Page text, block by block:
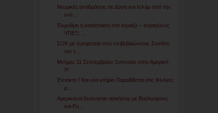
Νευρικές αντιδράσεις σε Δύση και Ισλάμ από την
ενό...
Έκρυθμη η κατάσταση στο Ισραήλ – Ισραηλινός
ΥΠΕΞ: ...
ΣΟΚ με προφητεία που επιβεβαιώνεται. Συνδέει
την ε...
Μνήμες 11 Σεπτεμβρίου Ξυπνούν στην Αμερική
!!!
Έκτακτο ! Και νέο κτήριο Παραδίδεται στις Φλόγες
μ...
Αμερικανοί ξεκίνησαν ασκήσεις με Βούλγαρους
και Ρο...